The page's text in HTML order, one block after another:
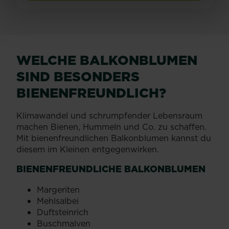
WELCHE BALKONBLUMEN
SIND BESONDERS
BIENENFREUNDLICH?
Klimawandel und schrumpfender Lebensraum
machen Bienen, Hummeln und Co. zu schaffen.
Mit bienenfreundlichen Balkonblumen kannst du
diesem im Kleinen entgegenwirken.
BIENENFREUNDLICHE BALKONBLUMEN
Margeriten
Mehlsalbei
Duftsteinrich
Buschmalven